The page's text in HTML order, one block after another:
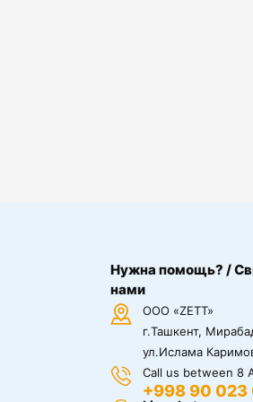
Нужна помощь? /
нами
ООО «ZETT»
г.Ташкент,
ул.Ислама
Call us between 8
+998 90 023